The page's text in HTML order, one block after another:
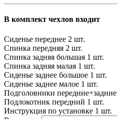
В комплект чехлов входит
Сиденье переднее 2 шт.
Спинка передняя 2 шт.
Спинка задняя большая 1 шт.
Спинка задняя малая 1 шт.
Сиденье заднее большое 1 шт.
Сиденье заднее малое 1 шт.
Подголовники передние+задние
Подлокотник передний 1 шт.
Инструкция по установке 1 шт.